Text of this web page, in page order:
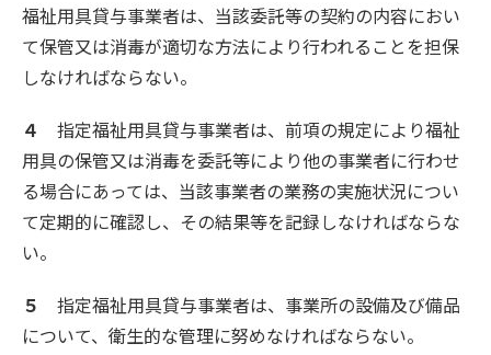
福祉用具貸与事業者は、当該委託等の契約の内容におい
て保管又は消毒が適切な方法により行われることを担保
しなければならない。
４
指定福祉用具貸与事業者は、前項の規定により福祉
用具の保管又は消毒を委託等により他の事業者に行わせ
る場合にあっては、当該事業者の業務の実施状況につい
て定期的に確認し、その結果等を記録しなければならな
い。
５
指定福祉用具貸与事業者は、事業所の設備及び備品
について、衛生的な管理に努めなければならない。